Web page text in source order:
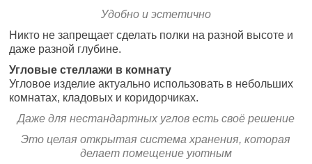
Удобно и эстетично
Никто не запрещает сделать полки на разной высоте и
даже разной глубине.
Угловые стеллажи в комнату
Угловое изделие актуально использовать в небольших
комнатах, кладовых и коридорчиках.
Даже для нестандартных углов есть своё решение
Это целая открытая система хранения, которая
делает помещение уютным